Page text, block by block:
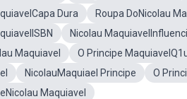
Dura
Roupa DoNicolau
Nicolau
Maquiavel
O Principe
NicolauMaquiael Principe O
Maquiavel